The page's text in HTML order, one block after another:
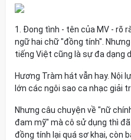
1. Đong tình - tên của MV - rõ
ngữ hai chữ "đồng tính".
tiếng Việt cũng là sự đa dạng
Hương Tràm hát vẫn hay. Nội
lớn các ngôi sao ca nhạc giải
Nhưng câu chuyện về "nữ
đam mỹ" mà cô sử dụng thì
đồng tính lại quá sơ khai, còn